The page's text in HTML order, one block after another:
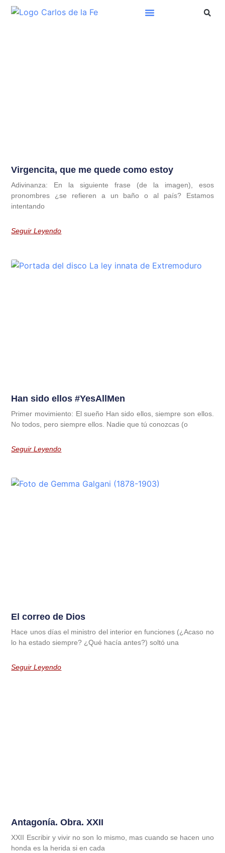
Virgencita, que me quede como estoy
Adivinanza: En la siguiente frase (de la imagen), esos
pronombres ¿se refieren a un baño o al país? Estamos
intentando
Seguir Leyendo
Han sido ellos #YesAllMen
Primer movimiento: El sueño Han sido ellos, siempre son ellos.
No todos, pero siempre ellos. Nadie que tú conozcas (o
Seguir Leyendo
El correo de Dios
Hace unos días el ministro del interior en funciones (¿Acaso no
lo ha estado siempre? ¿Qué hacía antes?) soltó una
Seguir Leyendo
Antagonía. Obra. XXII
XXII Escribir y vivir no son lo mismo, mas cuando se hacen uno
honda es la herida si en cada